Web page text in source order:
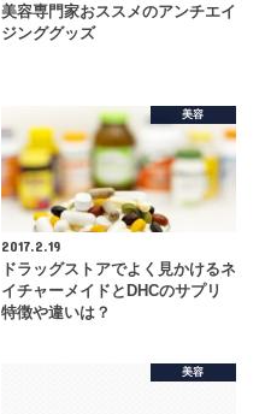
美容専門家おススメのアンチエイ
ジンググッズ
美容
2017.2.19
ドラッグストアでよく見かけるネ
イチャーメイドとDHCのサプリ
特徴や違いは？
美容